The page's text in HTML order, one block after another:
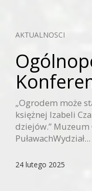
AKTUALNOSCI
„Ogrodem może
księżnej Izabeli
dziejów.”
PuławachWydział...
24 lutego 2025